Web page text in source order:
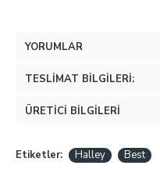
YORUMLAR
TESLIMAT BILGILERI:
ÜRETICI BILGILERI
Etiketler: Halley Best